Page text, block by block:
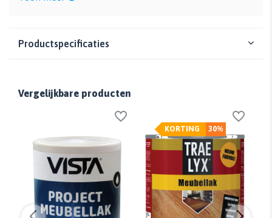
Productspecificaties
Vergelijkbare producten
30%
KORTING